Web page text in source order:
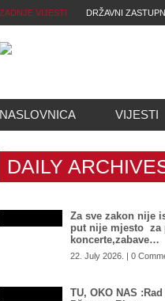
ZADNJE VIJESTI DRŽAVNI
NASLOVNICA VIJESTI
DAILY
Za sve zakon nije
put nije mjesto za
koncerte,zabave…
22. July 2026. | 0
TU, OKO NAS